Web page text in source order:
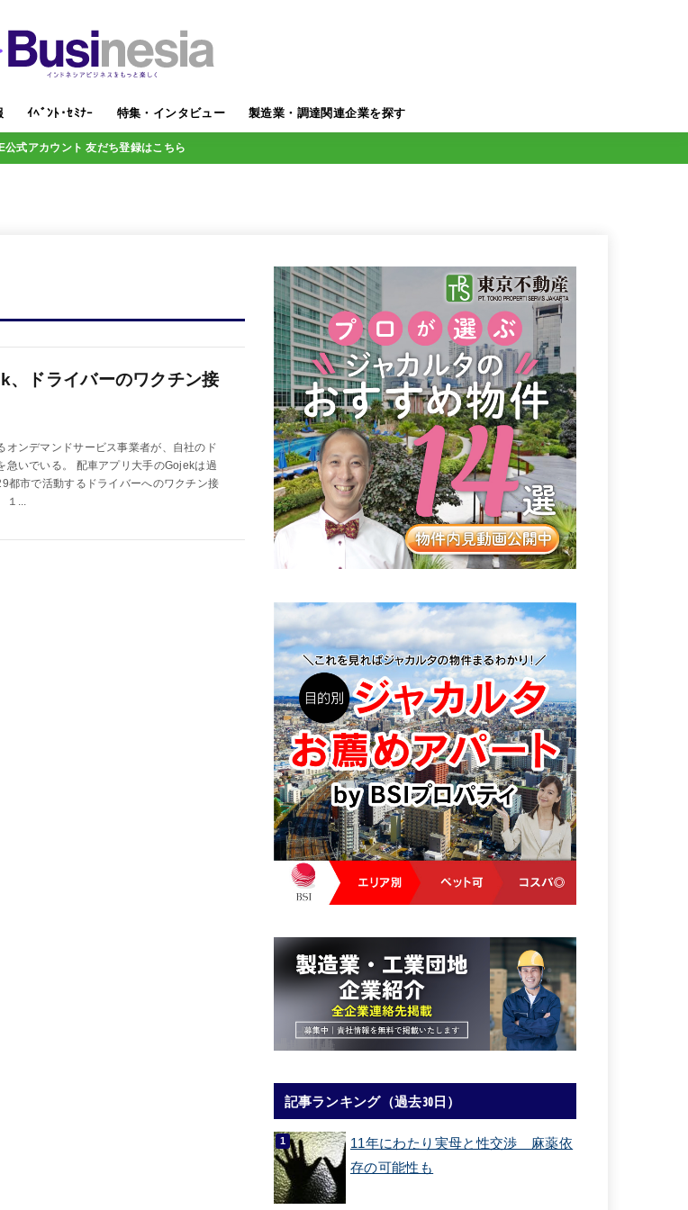
ｲﾍﾞﾝﾄ･ｾﾐﾅｰ 特集・インタビュー 製造業・調達関連企業を探す
公式アカウント 友だち登録はこちら
、ドライバーのワクチン接
オンデマンドサービス事業者が、自社のド
急いでいる。 配車アプリ大手のGojekは過
都市で活動するドライバーへのワクチン接
１...
記事ランキング（過去30日）
11年にわたり実母と性交渉 麻薬依
存の可能性も